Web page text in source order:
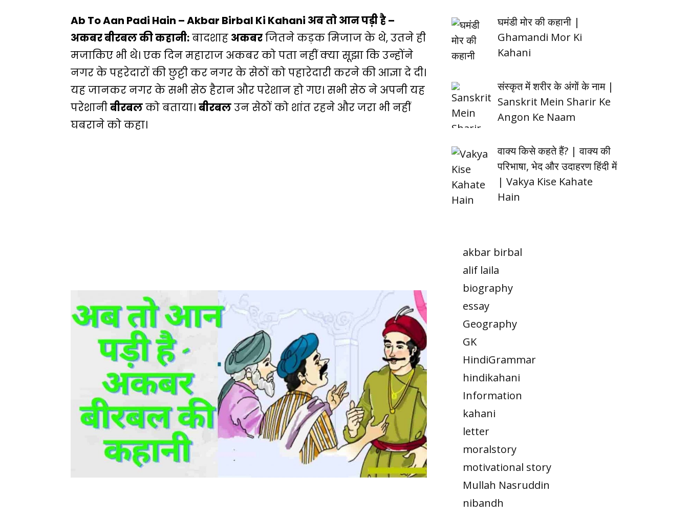
Ab To Aan Padi Hain – Akbar Birbal Ki Kahani अब तो आन पड़ी है –
अकबर बीरबल की कहानी:बादशाह अकबरजितने कड़क मिजाज के थे, उतने ही
मजाकिए भी थे। एक दिन महाराज अकबर को पता नहीं क्या सूझा कि उन्होंने
नगर के पहरेदारों की छुट्टी कर नगर के सेठों को पहारेदारी करने की आज्ञा दे दी।
यह जानकर नगर के सभी सेठ हैरान और परेशान हो गए। सभी सेठ ने अपनी यह
परेशानीबीरबलको बताया। बीरबलउन सेठों को शांत रहने और जरा भी नहीं
घबराने को कहा।
घमंडी मोर की कहानी |
Ghamandi Mor Ki
Kahani
संस्कृत में शरीर के अंगों के नाम |
Sanskrit Mein Sharir Ke
Angon Ke Naam
वाक्य किसे कहते हैं? | वाक्य की
परिभाषा, भेद और उदाहरण हिंदी में
| Vakya Kise Kahate
Hain
akbar birbal
alif laila
biography
essay
Geography
GK
HindiGrammar
hindikahani
Information
kahani
letter
moralstory
motivational story
Mullah Nasruddin
nibandh